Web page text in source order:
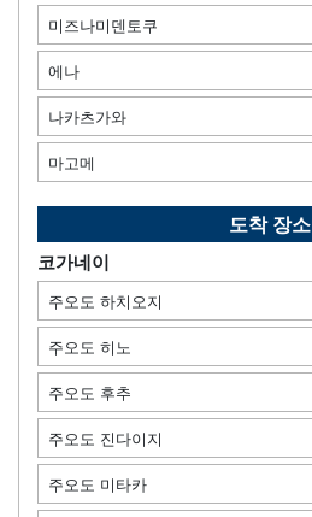
미즈나미덴토쿠
에나
나카츠가와
마고메
도착 장소
코가네이
주오도 하치오지
주오도 히노
주오도 후추
주오도 진다이지
주오도 미타카